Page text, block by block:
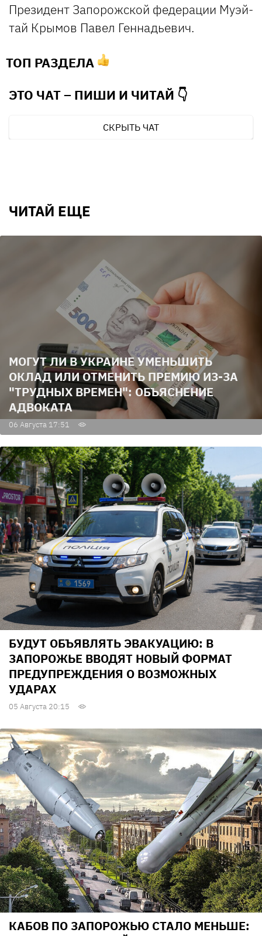
Президент Запорожской федерации Муэй-
тай Крымов Павел Геннадьевич.
ТОП РАЗДЕЛА
ЭТО ЧАТ – ПИШИ И ЧИТАЙ 👇
СКРЫТЬ ЧАТ
ЧИТАЙ ЕЩЕ
МОГУТ ЛИ В УКРАИНЕ УМЕНЬШИТЬ
ОКЛАД ИЛИ ОТМЕНИТЬ ПРЕМИЮ ИЗ-ЗА
"ТРУДНЫХ ВРЕМЕН": ОБЪЯСНЕНИЕ
АДВОКАТА
06 Августа 17:51
БУДУТ ОБЪЯВЛЯТЬ ЭВАКУАЦИЮ: В
ЗАПОРОЖЬЕ ВВОДЯТ НОВЫЙ ФОРМАТ
ПРЕДУПРЕЖДЕНИЯ О ВОЗМОЖНЫХ
УДАРАХ
05 Августа 20:15
КАБОВ ПО ЗАПОРОЖЬЮ СТАЛО МЕНЬШЕ: